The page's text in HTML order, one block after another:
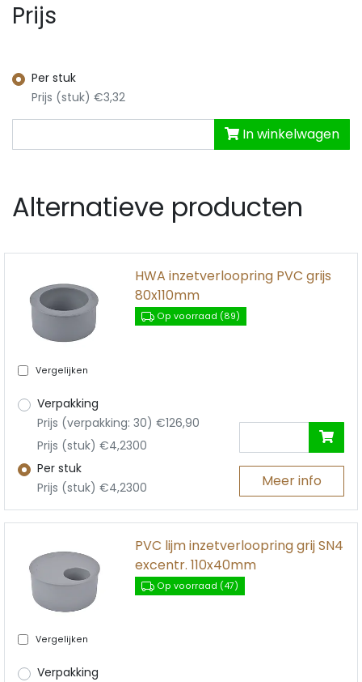
Prijs
Per stuk
Prijs (stuk) €3,32
In winkelwagen
Alternatieve producten
Vergelijken
HWA inzetverloopring PVC grijs
80x110mm
Op voorraad (89)
Verpakking
Prijs (verpakking: 30) €126,90
Prijs (stuk) €4,2300
Per stuk
Prijs (stuk) €4,2300
Meer info
Vergelijken
PVC lijm inzetverloopring grij SN4
excentr. 110x40mm
Op voorraad (47)
Verpakking